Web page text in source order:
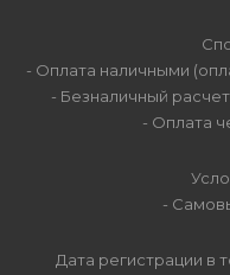
- Оплата наличными
- Безналичный
- Оплата
-
Дата регистрации в